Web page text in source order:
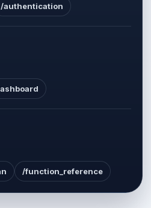
/authentication
/function_reference